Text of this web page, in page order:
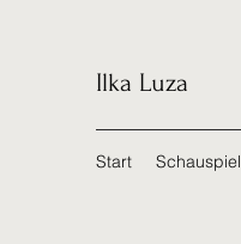
Ilka Luza
Start Schauspiel